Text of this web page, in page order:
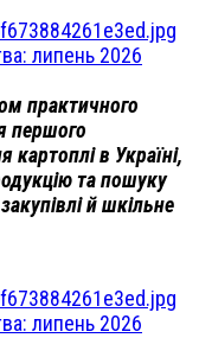
липень 2026
практичного
першого
в Україні,
та пошуку
й шкільне
липень 2026